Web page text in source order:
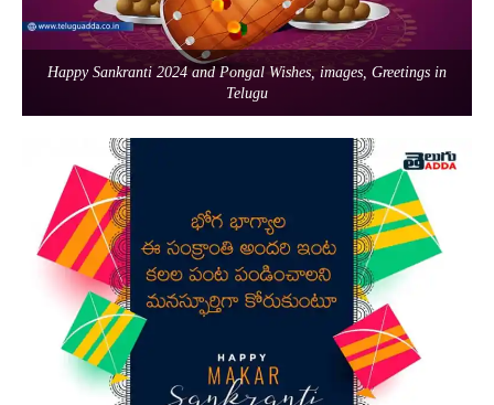
Happy Sankranti 2024 and Pongal Wishes, images, Greetings in
Telugu